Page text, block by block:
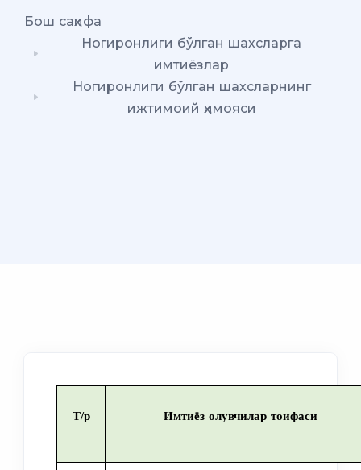
Бош саҳифа
Ногиронлиги бўлган шахсларга
имтиёзлар
Ногиронлиги бўлган шахсларнинг
ижтимоий ҳимояси
Т/р Имтиёз олувчилар тоифаси